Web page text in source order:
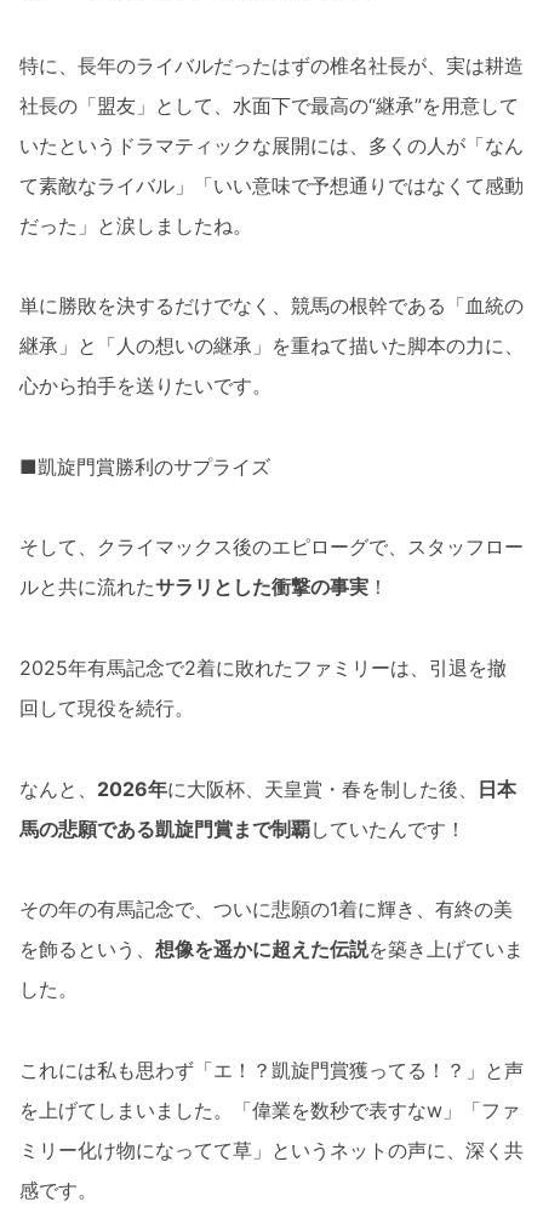
特に、長年のライバルだったはずの椎名社長が、実は耕造
社長の「盟友」として、水面下で最高の“継承”を用意して
いたというドラマティックな展開には、多くの人が「なん
て素敵なライバル」「いい意味で予想通りではなくて感動
だった」と涙しましたね。
単に勝敗を決するだけでなく、競馬の根幹である「血統の
継承」と「人の想いの継承」を重ねて描いた脚本の力に、
心から拍手を送りたいです。
■凱旋門賞勝利のサプライズ
そして、クライマックス後のエピローグで、スタッフロー
ルと共に流れたサラリとした衝撃の事実 ！
2025年有馬記念で2着に敗れたファミリーは、引退を撤
回して現役を続行。
なんと、 2026年に大阪杯、天皇賞・春を制した後、 日本
馬の悲願である凱旋門賞まで制覇していたんです！
その年の有馬記念で、ついに悲願の1着に輝き、有終の美
を飾るという、 想像を遥かに超えた伝説を築き上げていま
した。
これには私も思わず「エ！？凱旋門賞獲ってる！？」と声
を上げてしまいました。「偉業を数秒で表すなw」「ファ
ミリー化け物になってて草」というネットの声に、深く共
感です。